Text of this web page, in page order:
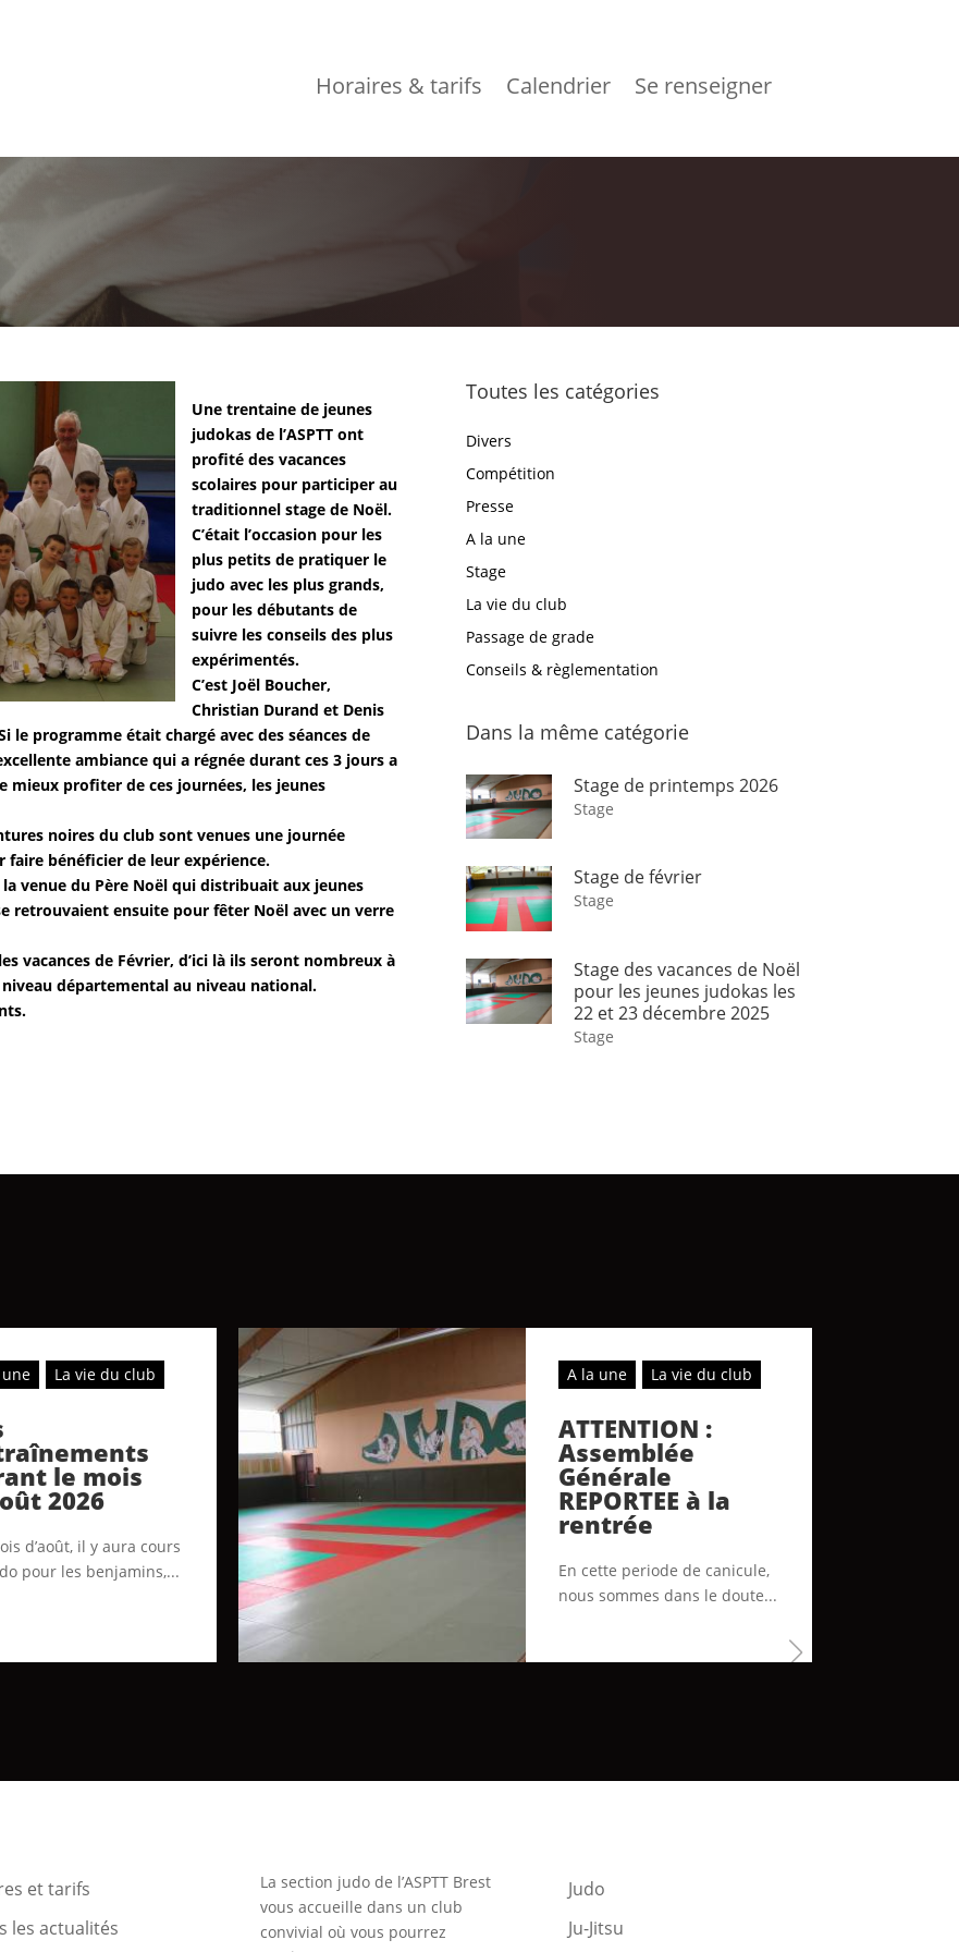
Horaires & tarifs Calendrier Se renseigner
Une trentaine de jeunes
judokas de l’ASPTT ont
profité des vacances
scolaires pour participer au
traditionnel stage de Noël.
C’était l’occasion pour les
plus petits de pratiquer le
judo avec les plus grands,
pour les débutants de
suivre les conseils des plus
expérimentés.
C’est Joël Boucher,
Christian Durand et Denis
le programme était chargé avec des séances de
ambiance qui a régnée durant ces 3 jours a
mieux profiter de ces journées, les jeunes
noires du club sont venues une journée
faire bénéficier de leur expérience.
venue du Père Noël qui distribuait aux jeunes
retrouvaient ensuite pour fêter Noël avec un verre
vacances de Février, d’ici là ils seront nombreux à
départemental au niveau national.
Toutes les catégories
Divers
Compétition
Presse
A la une
Stage
La vie du club
Passage de grade
Conseils & règlementation
Dans la même catégorie
Stage de printemps 2026
Stage
Stage de février
Stage
Stage des vacances de Noël
pour les jeunes judokas les
22 et 23 décembre 2025
Stage
La vie du club
le mois
2026
d’août, il y aura cours
pour les benjamins,...
A la une La vie du club
ATTENTION :
Assemblée
Générale
REPORTEE à la
rentrée
En cette periode de canicule,
nous sommes dans le doute...
et tarifs
les actualités
La section judo de l’ASPTT Brest
vous accueille dans un club
convivial où vous pourrez
Judo
Ju-Jitsu